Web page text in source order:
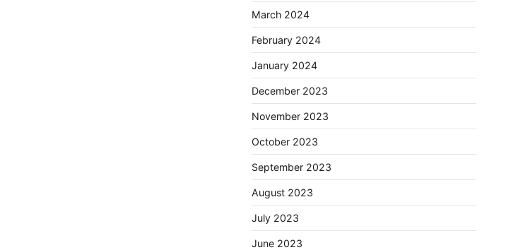
March 2024
February 2024
January 2024
December 2023
November 2023
October 2023
September 2023
August 2023
July 2023
June 2023